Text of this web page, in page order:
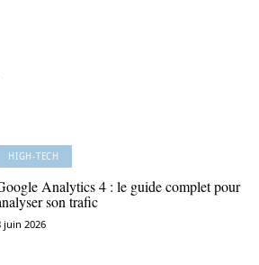
HIGH-TECH
Analytics 4 : le guide complet pour
son trafic
juin 2026